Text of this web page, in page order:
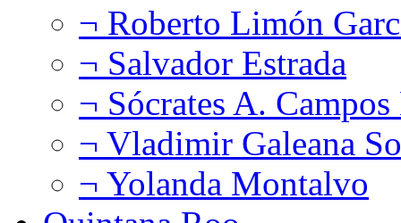
¬ Roberto Limón
¬ Salvador Estrada
¬ Sócrates A.
¬ Vladimir Galeana
¬ Yolanda Montalvo